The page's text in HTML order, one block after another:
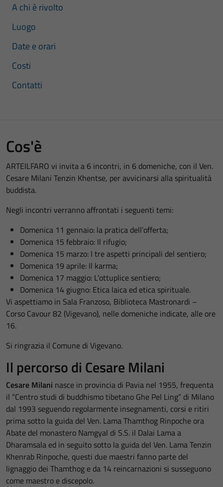
A chi è rivolto
Luogo
Date e orari
Costi
Contatti
Cos'è
ARTEILFARO vi invita a 6 incontri, in 6 domeniche, con il Ven.
Cesare Milani Tenzin Khentse, per avvicinarsi alla spiritualità
buddista.
Negli incontri verranno affrontati i seguenti temi:
Domenica 11 gennaio: la pratica dell’offerta;
Domenica 15 febbraio: Il rifugio;
Domenica 15 marzo: I tre aspetti principali del sentiero;
Domenica 19 aprile: Il karma;
Domenica 17 maggio: L’ottuplice sentiero;
Domenica 14 giugno: Etica laica ed etica spirituale.
Vi aspettiamo in Sala Franzoso, Biblioteca Mastronardi –
Corso Cavour 82 (Vigevano), nelle domeniche indicate, alle ore
16.
Si ringrazia il Comune di Vigevano.
Il percorso di Cesare Milani
Cesare Milani nasce in provincia di Pavia nel 1955, frequenta
il “Centro studi di buddhismo tibetano Ghe Pel Ling” di Milano
dal 1993 seguendo regolarmente insegnamenti, corsi e ritiri
prima sotto la guida del Ven. Lama Thamthog Rinpoche ora
Abate del monastero Namgyal di S.S. il Dalai Lama a
Dharamsala ed in seguito sotto la guida del Ven. Lama Tenzin
Khenrab Rinpoche, questi due maestri fanno parte del
lignaggio dei Thamthog e da 14 reincarnazioni si susseguono
come maestro e discepolo.